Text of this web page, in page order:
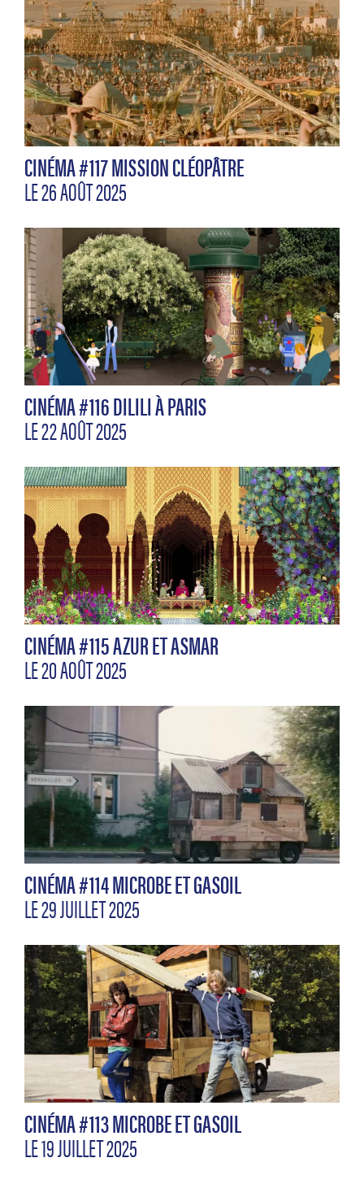
CINÉMA #117 MISSION CLÉOPÂTRE
LE 26 AOÛT 2025
CINÉMA #116 DILILI À PARIS
LE 22 AOÛT 2025
CINÉMA #115 AZUR ET ASMAR
LE 20 AOÛT 2025
CINÉMA #114 MICROBE ET GASOIL
LE 29 JUILLET 2025
CINÉMA #113 MICROBE ET GASOIL
LE 19 JUILLET 2025